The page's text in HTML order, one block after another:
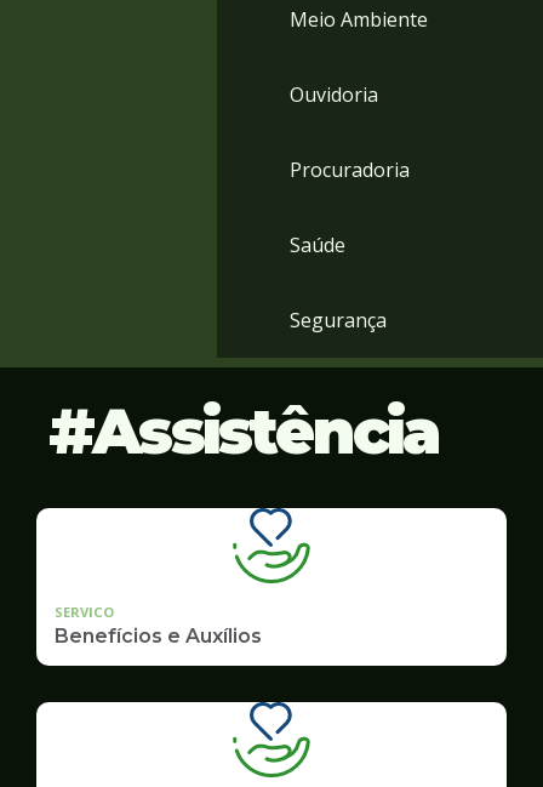
Meio Ambiente
Ouvidoria
Procuradoria
Saúde
Segurança
Assistência
SERVICO
Benefícios e Auxílios